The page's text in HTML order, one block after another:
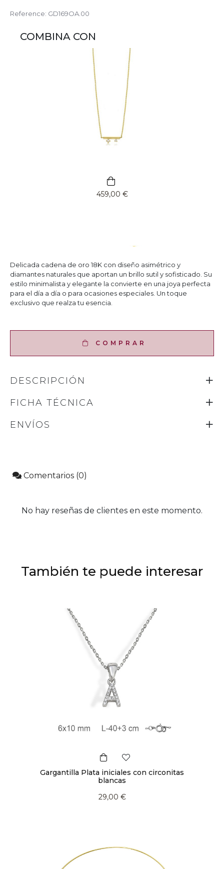
Reference: GD169OA.00
COMBINA CON
459,00 €
Delicada cadena de oro 18K con diseño asimétrico y
diamantes naturales que aportan un brillo sutil y sofisticado. Su
estilo minimalista y elegante la convierte en una joya perfecta
para el día a día o para ocasiones especiales. Un toque
exclusivo que realza tu esencia.
COMPRAR
DESCRIPCIÓN
FICHA TÉCNICA
ENVÍOS
Comentarios (0)
No hay reseñas de clientes en este momento.
También te puede interesar
Gargantilla Plata iniciales con circonitas
blancas
29,00 €